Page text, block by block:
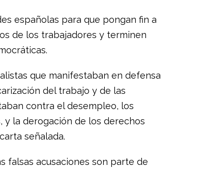
españolas para que pongan fin a
de los trabajadores y terminen
que manifestaban en defensa
del trabajo y de las
contra el desempleo, los
y la derogación de los derechos
señalada.
falsas acusaciones son parte de